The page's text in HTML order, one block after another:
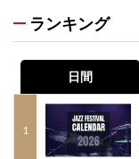
ランキング
日間